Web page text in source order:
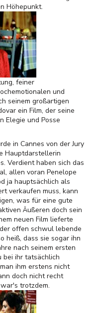
Höhepunkt.
feiner
und
seinem großartigen
ein Film, der seine
Elegie und Posse
in Cannes von der Jury
Hauptdarstellerin
Verdient haben sich das
allen voran Penelope
ja hauptsächlich als
verkaufen muss, kann
was für eine gute
Äußeren doch sein
neuen Film lieferte
offen schwul lebende
heiß, dass sie sogar ihn
nach seinem ersten
bei ihr tatsächlich
ihm erstens nicht
doch nicht recht
trotzdem.